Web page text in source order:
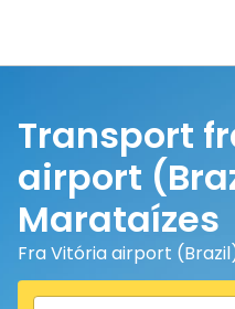
Transport
airport
Marataízes
Fra Vitória airport
Søgeformular